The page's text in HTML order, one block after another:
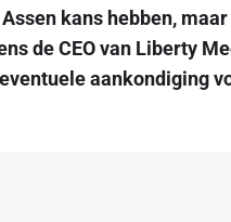
kans hebben, maar
de CEO van Liberty
aankondiging